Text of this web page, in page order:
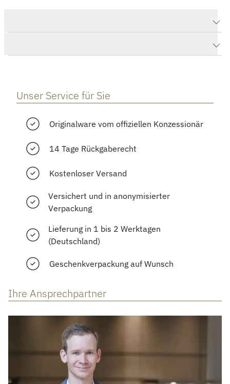
Ihre Ansprechpartner
Unser Service für Sie
Originalware vom offiziellen Konzessionär
14 Tage Rückgaberecht
Kostenloser Versand
Versichert und in anonymisierter
Verpackung
Lieferung in 1 bis 2 Werktagen
(Deutschland)
Geschenkverpackung auf Wunsch